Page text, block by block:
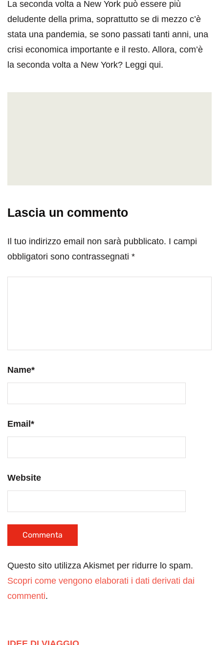
La seconda volta a New York può essere più
deludente della prima, soprattutto se di mezzo c’è
stata una pandemia, se sono passati tanti anni, una
crisi economica importante e il resto. Allora, com’è
la seconda volta a New York? Leggi qui.
Lascia un commento
Il tuo indirizzo email non sarà pubblicato. I campi
obbligatori sono contrassegnati *
Name*
Email *
Website
Questo sito utilizza Akismet per ridurre lo spam.
Scopri come vengono elaborati i dati derivati dai
commenti.